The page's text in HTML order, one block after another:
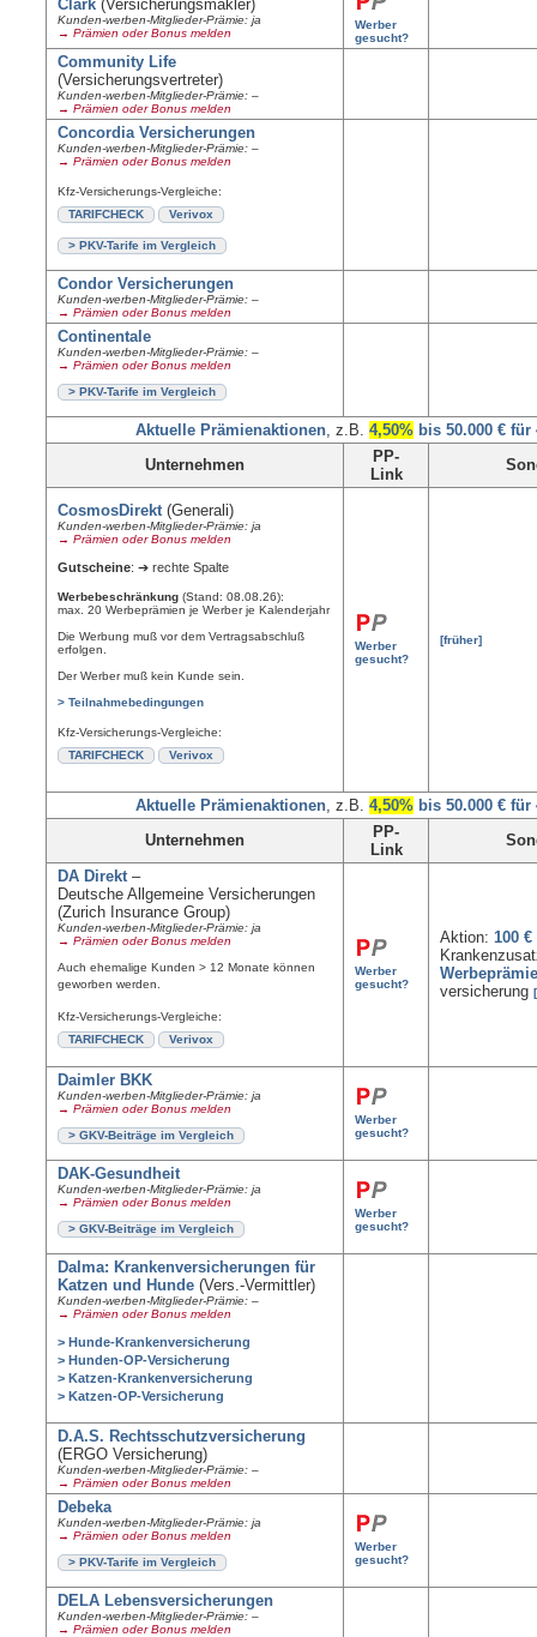
Clark (Versicherungsmakler)
Kunden-werben-Mitglieder-Prämie: ja
→ Prämien oder Bonus melden
Werber
gesucht?
Community Life
(Versicherungsvertreter)
Kunden-werben-Mitglieder-Prämie: –
→ Prämien oder Bonus melden
Concordia Versicherungen
Kunden-werben-Mitglieder-Prämie: –
→ Prämien oder Bonus melden
Kfz-Versicherungs-Vergleiche:
TARIFCHECK
Verivox
> PKV-Tarife im Vergleich
Condor Versicherungen
Kunden-werben-Mitglieder-Prämie: –
→ Prämien oder Bonus melden
Continentale
Kunden-werben-Mitglieder-Prämie: –
→ Prämien oder Bonus melden
> PKV-Tarife im Vergleich
Aktuelle Prämienaktionen , z.B.4,50% bis 50.000 € für
Unternehmen
PP-
Link
CosmosDirekt (Generali)
Kunden-werben-Mitglieder-Prämie: ja
→ Prämien oder Bonus melden
Gutscheine: ➔ rechte Spalte
Werbebeschränkung (Stand: 08.08.26):
max. 20 Werbeprämien je Werber je Kalenderjahr
Die Werbung muß vor dem Vertragsabschluß
erfolgen.
Der Werber muß kein Kunde sein.
> Teilnahmebedingungen
Kfz-Versicherungs-Vergleiche:
TARIFCHECK
Verivox
Werber
gesucht?
[früher]
Aktuelle Prämienaktionen , z.B.4,50% bis 50.000 € für
Unternehmen
PP-
Link
DA Direkt –
Deutsche Allgemeine Versicherungen
(Zurich Insurance Group)
Kunden-werben-Mitglieder-Prämie: ja
→ Prämien oder Bonus melden
Auch ehemalige Kunden > 12 Monate können
geworben werden.
Kfz-Versicherungs-Vergleiche:
TARIFCHECK
Verivox
Werber
gesucht?
Aktion: 100
versicherung
Daimler BKK
Kunden-werben-Mitglieder-Prämie: ja
→ Prämien oder Bonus melden
> GKV-Beiträge im Vergleich
Werber
gesucht?
DAK-Gesundheit
Kunden-werben-Mitglieder-Prämie: ja
→ Prämien oder Bonus melden
> GKV-Beiträge im Vergleich
Werber
gesucht?
Dalma: Krankenversicherungen für
Katzen und Hunde (Vers.-Vermittler)
Kunden-werben-Mitglieder-Prämie: –
→ Prämien oder Bonus melden
> Hunde-Krankenversicherung
> Hunden-OP-Versicherung
> Katzen-Krankenversicherung
> Katzen-OP-Versicherung
D.A.S. Rechtsschutzversicherung
(ERGO Versicherung)
Kunden-werben-Mitglieder-Prämie: –
→ Prämien oder Bonus melden
Debeka
Kunden-werben-Mitglieder-Prämie: ja
→ Prämien oder Bonus melden
> PKV-Tarife im Vergleich
Werber
gesucht?
DELA Lebensversicherungen
Kunden-werben-Mitglieder-Prämie: –
→ Prämien oder Bonus melden